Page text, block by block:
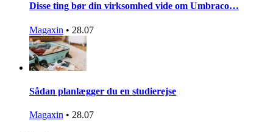
Disse ting bør din virksomhed vide om Umbraco…
Magaxin • 28.07
Sådan planlægger du en studierejse
Magaxin • 28.07